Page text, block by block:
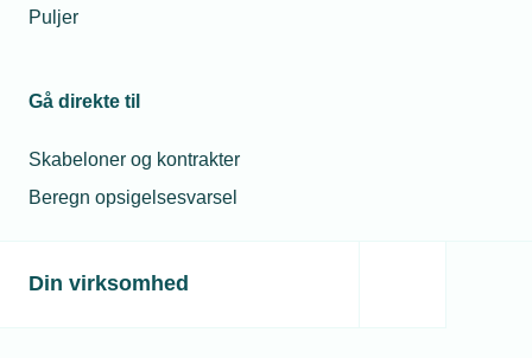
Puljer
Gå direkte til
Skabeloner og kontrakter
Beregn opsigelsesvarsel
Din virksomhed
Har du spørgsmål om
opsigelse?
Du er altid velkommen til at kontakte
videre.